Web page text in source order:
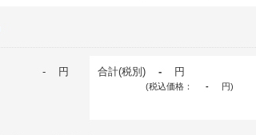
- 円 合計(税別) - 円
(税込価格： - 円)